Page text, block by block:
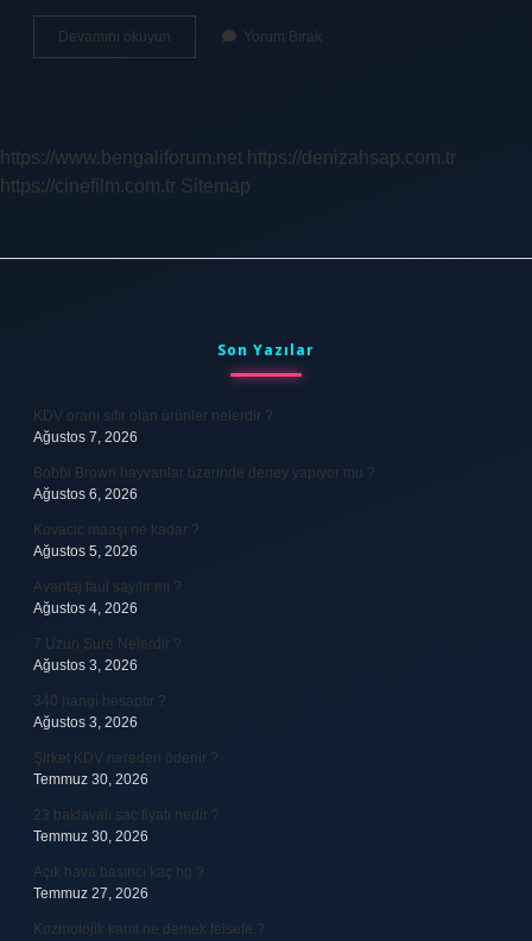
Devamını okuyun
Anki
Oldu
Yorum Bırak
https://www.bengaliforum.net https://denizahsap.com.tr
https://cinefilm.com.tr Sitemap
Son Yazılar
KDV oranı sıfır olan ürünler nelerdir ?
Ağustos 7, 2026
Bobbi Brown hayvanlar üzerinde deney yapıyor mu ?
Ağustos 6, 2026
Kovacic maaşı ne kadar ?
Ağustos 5, 2026
Avantaj faul sayılır mı ?
Ağustos 4, 2026
7 Uzun Sure Nelerdir ?
Ağustos 3, 2026
340 hangi hesaptır ?
Ağustos 3, 2026
Şirket KDV nereden ödenir ?
Temmuz 30, 2026
23 baklavalı sac fiyatı nedir ?
Temmuz 30, 2026
Açık hava basıncı kaç hg ?
Temmuz 27, 2026
Kozmolojik kanıt ne demek felsefe ?